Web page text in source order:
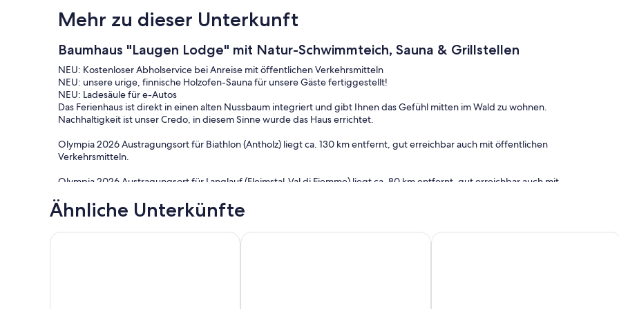
Mehr zu dieser Unterkunft
Baumhaus "Laugen Lodge" mit Natur-Schwimmteich, Sauna & Grillstellen
NEU: Kostenloser Abholservice bei Anreise mit öffentlichen Verkehrsmitteln
NEU: unsere urige, finnische Holzofen-Sauna für unsere Gäste fertiggestellt!
NEU: Ladesäule für e-Autos
Das Ferienhaus ist direkt in einen alten Nussbaum integriert und gibt Ihnen das Gefühl mitten im Wald zu wohnen.
Nachhaltigkeit ist unser Credo, in diesem Sinne wurde das Haus errichtet.
Olympia 2026 Austragungsort für Biathlon (Antholz) liegt ca. 130 km entfernt, gut erreichbar auch mit öffentlichen
Verkehrsmitteln.
Olympia 2026 Austragungsort für Langlauf (Fleimstal-Val di Fiemme) liegt ca. 80 km entfernt, gut erreichbar auch mit
Kinder bis zu 16. Jahren übernachten kostenlos!
Es ist sehr ruhig gelegen und es ist ein kompletter Massiv-Holzbau, naturbelassen ohne Leimverbindungen,
Ähnliche Unterkünfte
Torre Home - Einzelhaus mit Garten in der Stadt Bozen ganz für sich!Weingut Messnerhof, liebevoll eingerichtet, am Stadtrand von Bozen
Ein Feriendomizil der Extraklasse im